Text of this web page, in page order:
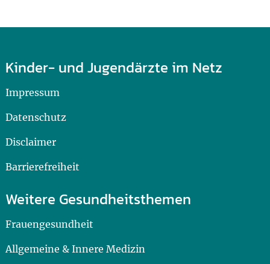
Kinder- und Jugendärzte im Netz
Impressum
Datenschutz
Disclaimer
Barrierefreiheit
Weitere Gesundheitsthemen
Frauengesundheit
Allgemeine & Innere Medizin